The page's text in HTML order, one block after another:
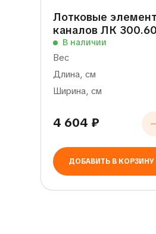
Лотковые
каналов ЛК
В наличии
Вес
Длина, см
Ширина, см
4 604 ₽
ДОБАВИТЬ В КОРЗИНУ